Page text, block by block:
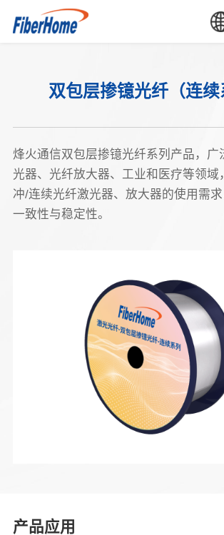
双包层掺镱光纤（连续
烽火通信双包层掺镱光纤系列产品，广
光器、光纤放大器、工业和医疗等领域
冲/连续光纤激光器、放大器的使用需
一致性与稳定性。
产品应用